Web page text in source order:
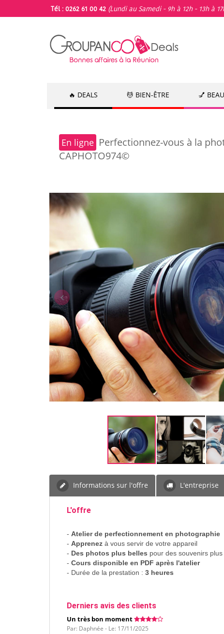
Tél : 0262 61 00 42 (Lundi au Samedi - 9h à 12h - 13h à
🔥 DEALS 💆 BIEN-ÊTRE 💅
En ligne Perfectionnez-vous à la
CAPHOTO974©
Informations sur l'offre L'entreprise
L'offre
- Atelier de perfectionnement en photographie
- Apprenez à vous servir de votre appareil
- Des photos plus belles pour des souvenirs
- Cours disponible en PDF après l'atelier
- Durée de la prestation : 3 heures
Derniers avis des clients
Un très bon moment
Par: Daphnée - Le: 17/11/2025